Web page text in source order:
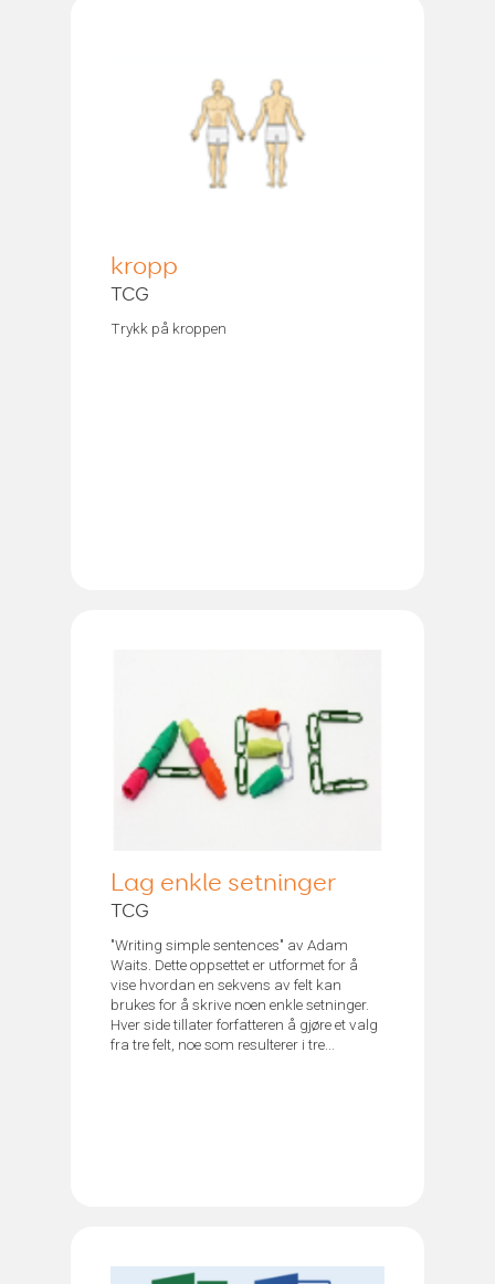
kropp
TCG
Trykk på kroppen
Lag enkle setninger
TCG
"Writing simple sentences" av Adam
Waits. Dette oppsettet er utformet for å
vise hvordan en sekvens av felt kan
brukes for å skrive noen enkle setninger.
Hver side tillater forfatteren å gjøre et valg
fra tre felt, noe som resulterer i tre...